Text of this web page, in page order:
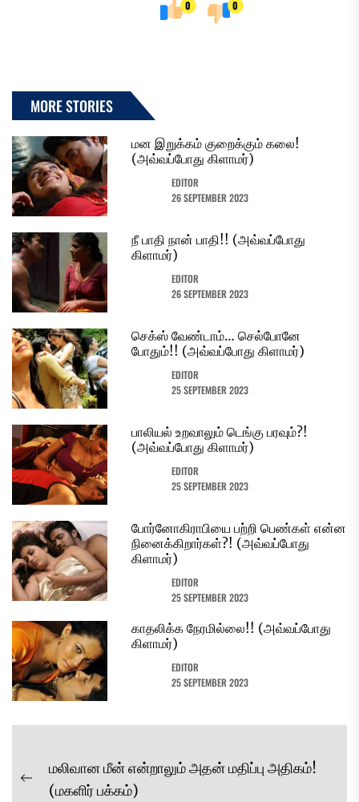
0 0
MORE STORIES
மன இறுக்கம் குறைக்கும் கலை!
(அவ்வப்போது கிளாமர்)
EDITOR
26 SEPTEMBER 2023
நீ பாதி நான் பாதி!! (அவ்வப்போது
கிளாமர்)
EDITOR
26 SEPTEMBER 2023
செக்ஸ் வேண்டாம்… செல்போனே
போதும்!! (அவ்வப்போது கிளாமர்)
EDITOR
25 SEPTEMBER 2023
பாலியல் உறவாலும் டெங்கு பரவும்?!
(அவ்வப்போது கிளாமர்)
EDITOR
25 SEPTEMBER 2023
போர்னோகிராபியை பற்றி பெண்கள் என்ன
நினைக்கிறார்கள்?! (அவ்வப்போது
கிளாமர்)
EDITOR
25 SEPTEMBER 2023
காதலிக்க நேரமில்லை!! (அவ்வப்போது
கிளாமர்)
EDITOR
25 SEPTEMBER 2023
Post
navigation
Previous
மலிவான மீன் என்றாலும் அதன் மதிப்பு அதிகம்!
(மகளிர் பக்கம்)